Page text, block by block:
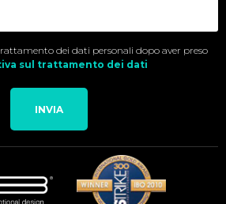
dei dati personali dopo aver preso
sul trattamento dei dati
INVIA